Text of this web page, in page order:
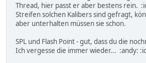
Thread, hier passt er aber bestens rein.
Streifen solchen Kalibers sind gefragt,
aber unterhalten müssen sie schon.
SPL und Flash Point - gut, dass du die
Ich vergesse die immer wieder... :andy: